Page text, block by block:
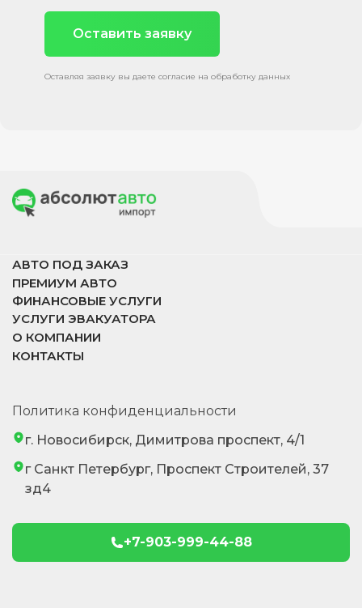
Оставить заявку
Оставляя заявку вы даете согласие на обработку данных
АВТО ПОД ЗАКАЗ
ПРЕМИУМ АВТО
ФИНАНСОВЫЕ УСЛУГИ
УСЛУГИ ЭВАКУАТОРА
О КОМПАНИИ
КОНТАКТЫ
Политика конфиденциальности
г. Новосибирск, Димитрова проспект, 4/1
г Санкт Петербург, Проспект Строителей, 37
зд4
+7-903-999-44-88